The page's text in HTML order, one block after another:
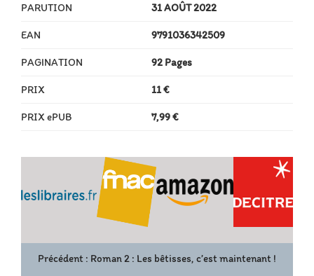
PARUTION 31 AOÛT 2022
EAN 9791036342509
PAGINATION 92 Pages
PRIX 11 €
PRIX ePUB 7,99 €
Précédent : Roman 2 : Les bêtisses, c’est maintenant !